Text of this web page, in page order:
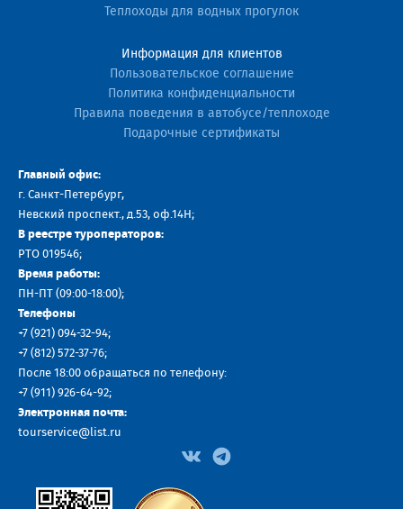
Теплоходы для водных прогулок
Информация для клиентов
Пользовательское соглашение
Политика конфиденциальности
Правила поведения в автобусе/теплоходе
Подарочные сертификаты
Главный офис:
г. Санкт-Петербург,
Невский проспект., д.53, оф.14H;
В реестре туроператоров:
РТО 019546;
Время работы:
ПН-ПТ (09:00-18:00);
Телефоны
+7 (921) 094-32-94;
+7 (812) 572-37-76;
После 18:00 обращаться по телефону:
+7 (911) 926-64-92;
Электронная почта:
tourservice@list.ru